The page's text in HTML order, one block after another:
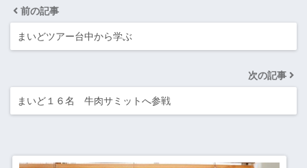
前の記事
まいどツアー台中から学ぶ
次の記事
まいど１６名 牛肉サミットへ参戦